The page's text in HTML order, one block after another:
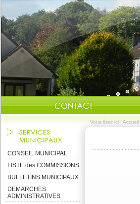
Vous êtes ici : Accueil
CONSEIL MUNICIPAL
LISTE des COMMISSIONS
BULLETINS MUNICIPAUX
DEMARCHES
ADMINISTRATIVES